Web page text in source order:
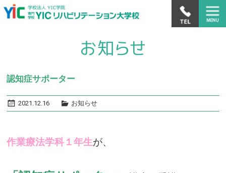
認知症サポーター
2021.12.16 お知らせ
作業療法学科１年生が、